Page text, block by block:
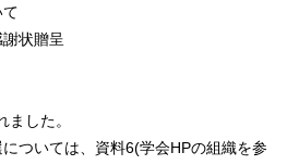
状贈呈
した。
ついては、資料6(学会HPの組織を参